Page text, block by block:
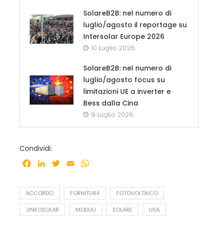
SolareB2B: nel numero di
luglio/agosto il reportage su
Intersolar Europe 2026
10 Luglio 2026
SolareB2B: nel numero di
luglio/agosto focus su
limitazioni UE a inverter e
Bess dalla Cina
9 Luglio 2026
Condividi:
Facebook
LinkedInTwitter
Email
ACCORDO FORNITURA FOTOVOLTAICO
JINKOSOLAR MODULI SOLARE USA